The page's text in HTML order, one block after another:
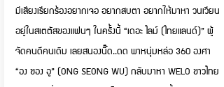
มีเสียงเรียกร้องอยากเจอ อยากสบตา อยากให้มาหา วนเวียน
อยู่ในสเตตัสของแฟนๆ ในครั้งนี้ “เดอะ ไลม์ (ไทยแลนด์)” ผู้
จัดคนดีคนเดิม เลยสนองนี๊ด..ดด พาหนุ่มหล่อ 360 องศา
“อง ซอง อู” (ONG SEONG WU) กลับมาหา WELO ชาวไทย